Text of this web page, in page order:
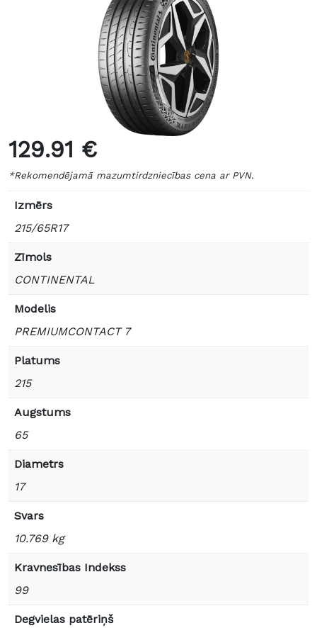
129.91 €
*Rekomendējamā mazumtirdzniecības cena ar PVN.
Izmērs
215/65R17
Zīmols
CONTINENTAL
Modelis
PREMIUMCONTACT 7
Platums
215
Augstums
65
Diametrs
17
Svars
10.769 kg
Kravnesības Indekss
99
Degvielas patēriņš